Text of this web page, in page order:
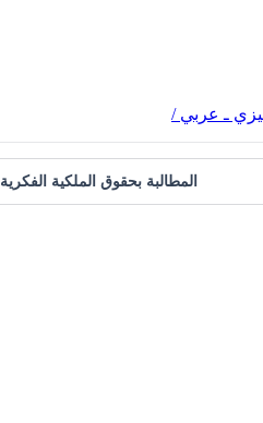
ـ عربي /
المطالبة بحقوق الملكية الفكرية